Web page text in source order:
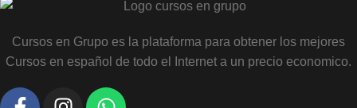
Cursos en Grupo es la plataforma para obtener los mejores
Cursos en español de todo el Internet a un precio economico.